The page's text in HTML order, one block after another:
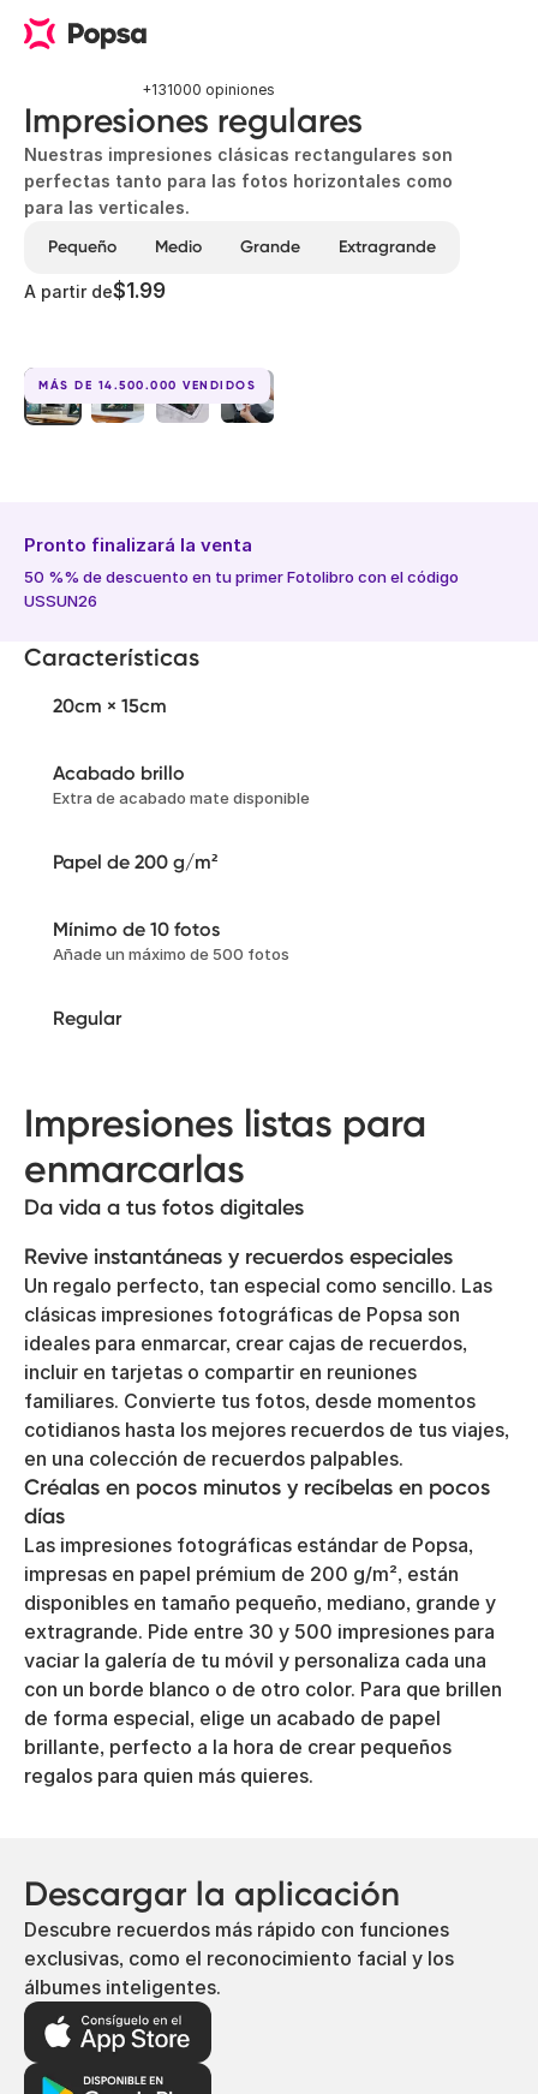
+131000 opiniones
Impresiones regulares
Nuestras impresiones clásicas rectangulares son
perfectas tanto para las fotos horizontales como
para las verticales.
Pequeño
Medio Grande Extragrande
A partir de$1.99
MÁS DE 14.500.000 VENDIDOS
Pronto finalizará la venta
50 %% de descuento en tu primer Fotolibro con el código
USSUN26
Características
20cm × 15cm
Acabado brillo
Extra de acabado mate disponible
Papel de 200 g/m²
Mínimo de 10 fotos
Añade un máximo de 500 fotos
Regular
Impresiones listas para
enmarcarlas
Da vida a tus fotos digitales
Revive instantáneas y recuerdos especiales
Un regalo perfecto, tan especial como sencillo. Las
clásicas impresiones fotográficas de Popsa son
ideales para enmarcar, crear cajas de recuerdos,
incluir en tarjetas o compartir en reuniones
familiares. Convierte tus fotos, desde momentos
cotidianos hasta los mejores recuerdos de tus viajes,
en una colección de recuerdos palpables.
Créalas en pocos minutos y recíbelas en pocos
días
Las impresiones fotográficas estándar de Popsa,
impresas en papel prémium de 200 g/m², están
disponibles en tamaño pequeño, mediano, grande y
extragrande. Pide entre 30 y 500 impresiones para
vaciar la galería de tu móvil y personaliza cada una
con un borde blanco o de otro color. Para que brillen
de forma especial, elige un acabado de papel
brillante, perfecto a la hora de crear pequeños
regalos para quien más quieres.
Descargar la aplicación
Descubre recuerdos más rápido con funciones
exclusivas, como el reconocimiento facial y los
álbumes inteligentes.